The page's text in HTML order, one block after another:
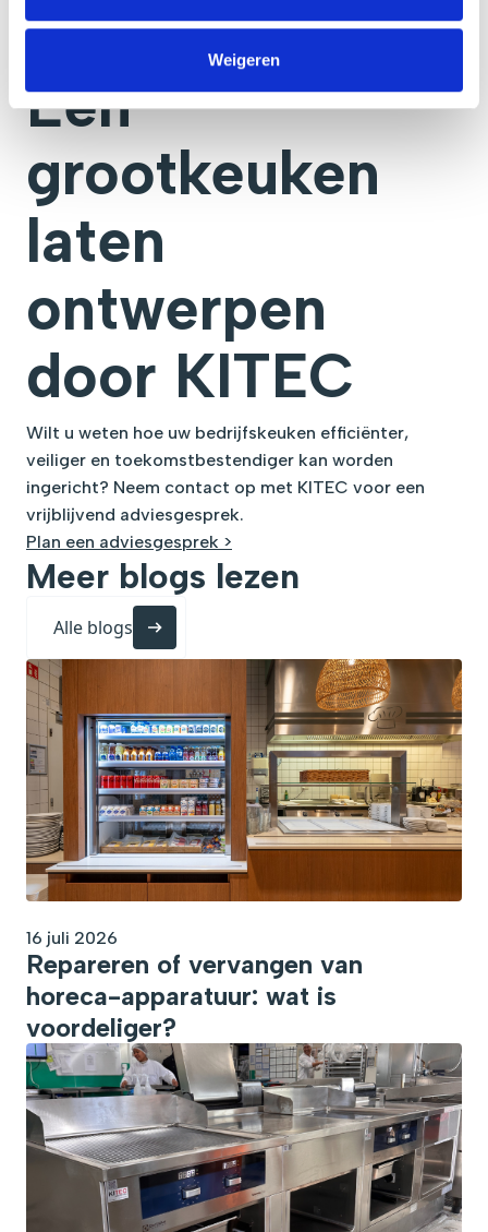
Weigeren
nodig is.
Een
grootkeuken
laten
ontwerpen
door KITEC
Wilt u weten hoe uw bedrijfskeuken efficiënter,
veiliger en toekomstbestendiger kan worden
ingericht? Neem contact op met KITEC voor een
vrijblijvend adviesgesprek.
Plan een adviesgesprek >
Meer blogs lezen
Alle blogs
16 juli 2026
Repareren of vervangen van
horeca-apparatuur: wat is
voordeliger?